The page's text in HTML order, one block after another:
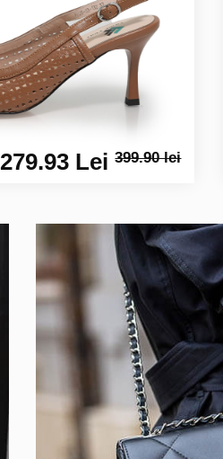
279.93 Lei399.90 lei